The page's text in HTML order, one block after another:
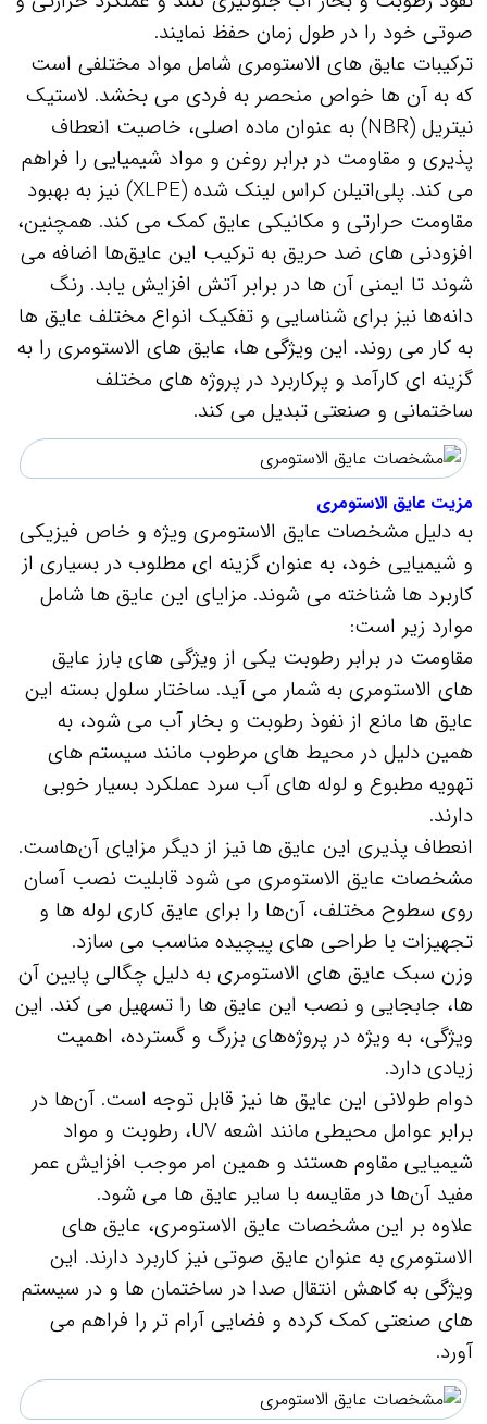
صوتی خود را در طول زمان حفظ نمایند.
ترکیبات عایق‌ های الاستومری شامل مواد مختلفی است
که به آن‌ ها خواص منحصر به فردی می‌ بخشد. لاستیک
نیتریل (NBR) به عنوان ماده اصلی، خاصیت انعطاف‌
پذیری و مقاومت در برابر روغن و مواد شیمیایی را فراهم
می‌ کند. پلی‌اتیلن کراس‌ لینک شده (XLPE) نیز به بهبود
مقاومت حرارتی و مکانیکی عایق کمک می‌ کند. همچنین،
افزودنی‌ های ضد حریق به ترکیب این عایق‌ها اضافه می‌
شوند تا ایمنی آن‌ ها در برابر آتش افزایش یابد. رنگ‌
دانه‌ها نیز برای شناسایی و تفکیک انواع مختلف عایق‌ ها
به کار می‌ روند. این ویژگی‌ ها، عایق‌ های الاستومری را به
گزینه‌ ای کارآمد و پرکاربرد در پروژه‌ های مختلف
ساختمانی و صنعتی تبدیل می‌ کند.
مزیت عایق الاستومری
به دلیل مشخصات عایق الاستومری ویژه و خاص فیزیکی
و شیمیایی خود، به عنوان گزینه‌ ای مطلوب در بسیاری از
کاربرد ها شناخته می‌ شوند. مزایای این عایق‌ ها شامل
موارد زیر است:
مقاومت در برابر رطوبت یکی از ویژگی‌ های بارز عایق‌
های الاستومری به شمار می‌ آید. ساختار سلول بسته این
عایق‌ ها مانع از نفوذ رطوبت و بخار آب می‌ شود، به
همین دلیل در محیط‌ های مرطوب مانند سیستم‌ های
تهویه مطبوع و لوله‌ های آب سرد عملکرد بسیار خوبی
دارند.
انعطاف‌ پذیری این عایق‌ ها نیز از دیگر مزایای آن‌هاست.
مشخصات عایق الاستومری می شود قابلیت نصب آسان
روی سطوح مختلف، آن‌ها را برای عایق‌ کاری لوله‌ ها و
تجهیزات با طراحی‌ های پیچیده مناسب می‌ سازد.
وزن سبک عایق‌ های الاستومری به دلیل چگالی پایین آن‌
ها، جابجایی و نصب این عایق‌ ها را تسهیل می‌ کند. این
ویژگی، به ویژه در پروژه‌های بزرگ و گسترده، اهمیت
زیادی دارد.
دوام طولانی این عایق‌ ها نیز قابل توجه است. آن‌ها در
برابر عوامل محیطی مانند اشعه UV، رطوبت و مواد
شیمیایی مقاوم هستند و همین امر موجب افزایش عمر
مفید آن‌ها در مقایسه با سایر عایق‌ ها می‌ شود.
علاوه بر این مشخصات عایق الاستومری، عایق‌ های
الاستومری به عنوان عایق صوتی نیز کاربرد دارند. این
ویژگی به کاهش انتقال صدا در ساختمان‌ ها و در سیستم‌
های صنعتی کمک کرده و فضایی آرام‌ تر را فراهم می‌
آورد.